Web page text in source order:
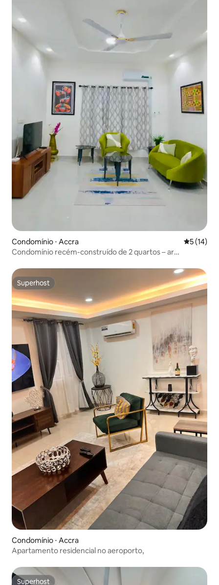
Condomínio ⋅ Accra 5 de uma
5 (14)
Condomínio recém-construído de 2 quartos – ar
Superhost
Superhost
Condomínio ⋅ Accra
Apartamento residencial no aeroporto,
Superhost